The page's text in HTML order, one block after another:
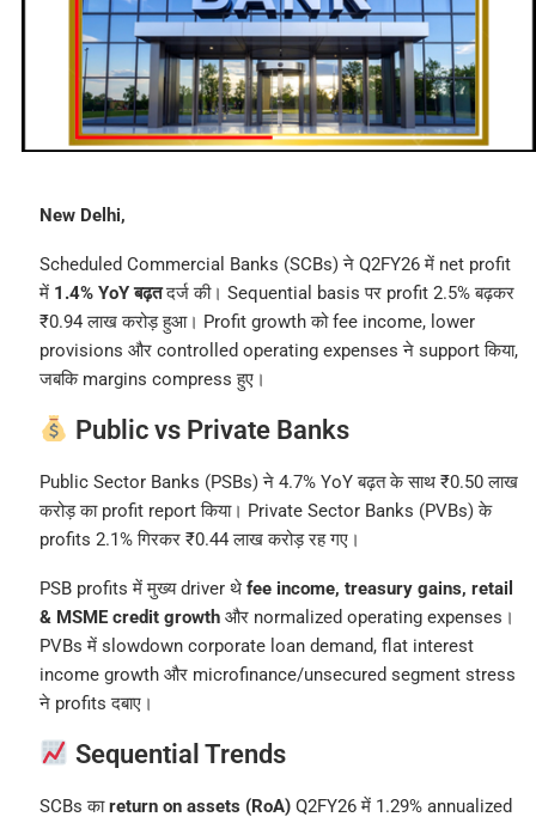
New Delhi,
Scheduled Commercial Banks (SCBs) ने Q2FY26 में net profit
में 1.4% YoY बढ़तदर्ज की। Sequential basis पर profit 2.5% बढ़कर
₹0.94 लाख करोड़ हुआ। Profit growth को fee income, lower
provisions और controlled operating expenses ने support किया,
जबकि margins compress हुए।
Public vs Private Banks
Public Sector Banks (PSBs) ने 4.7% YoY बढ़त के साथ ₹0.50 लाख
करोड़ का profit report किया। Private Sector Banks (PVBs) के
profits 2.1% गिरकर ₹0.44 लाख करोड़ रह गए।
PSB profits में मुख्य driver थे fee income, treasury gains, retail
& MSME credit growthऔर normalized operating expenses।
PVBs में slowdown corporate loan demand, flat interest
income growth और microfinance/unsecured segment stress
ने profits दबाए।
Sequential Trends
SCBs काreturn on assets (RoA)Q2FY26 में 1.29% annualized